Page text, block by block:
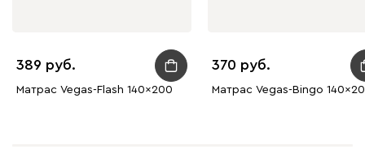
389
Матрас Vegas-Flash 140x200
370
Матрас Vegas-Bingo